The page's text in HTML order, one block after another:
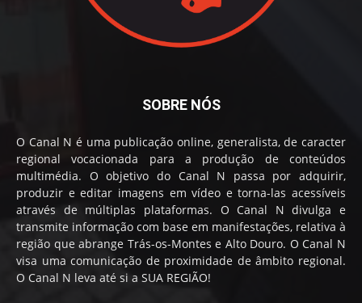
SOBRE NÓS
O Canal N é uma publicação online, generalista, de caracter
regional vocacionada para a produção de conteúdos
multimédia. O objetivo do Canal N passa por adquirir,
produzir e editar imagens em vídeo e torna-las acessíveis
através de múltiplas plataformas. O Canal N divulga e
transmite informação com base em manifestações, relativa à
região que abrange Trás-os-Montes e Alto Douro. O Canal N
visa uma comunicação de proximidade de âmbito regional.
O Canal N leva até si a SUA REGIÃO!